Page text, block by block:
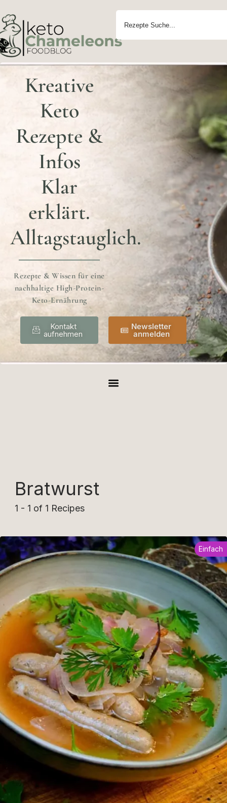
Kreative
Keto
Rezepte &
Infos
Klar
erklärt.
Alltagstauglich.
Rezepte & Wissen für eine
nachhaltige High-Protein-
Keto-Ernährung
Kontakt
aufnehmen
Newsletter
anmelden
Bratwurst
1 - 1 of 1 Recipes
Einfach